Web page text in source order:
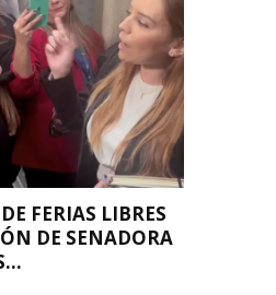
FERIAS LIBRES
DE SENADORA